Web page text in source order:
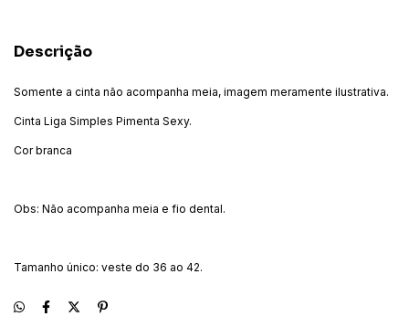
Descrição
Somente a cinta não acompanha meia, imagem meramente ilustrativa.
Cinta Liga Simples Pimenta Sexy.
Cor branca
Obs: Não acompanha meia e fio dental.
Tamanho único: veste do 36 ao 42.